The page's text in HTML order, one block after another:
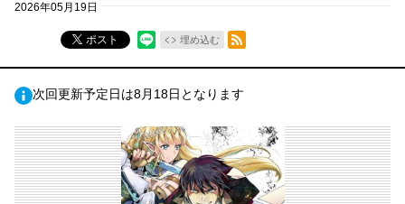
2026年05月19日
ポスト 埋め込む
RSSフィード
次回更新予定日は8月18日となります